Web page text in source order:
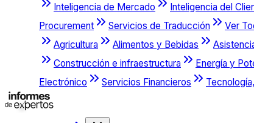
Inteligencia de Mercado
Inteligencia del
Procurement
Servicios de Traducción
Ver
Agricultura
Alimentos y Bebidas
Construcción e infraestructura
Energía y
Electrónico
Servicios Financieros